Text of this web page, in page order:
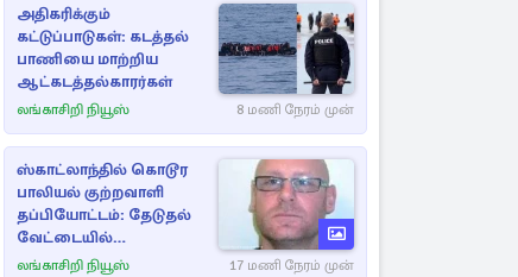
அதிகரிக்கும்
கட்டுப்பாடுகள்: கடத்தல்
பாணியை மாற்றிய
ஆட்கடத்தல்காரர்கள்
லங்காசிறி நியூஸ் 8 மணி நேரம் முன்
ஸ்காட்லாந்தில் கொடூர
பாலியல் குற்றவாளி
தப்பியோட்டம்: தேடுதல்
வேட்டையில்
காவல்துறையினர்
லங்காசிறி நியூஸ் 17 மணி நேரம் முன்